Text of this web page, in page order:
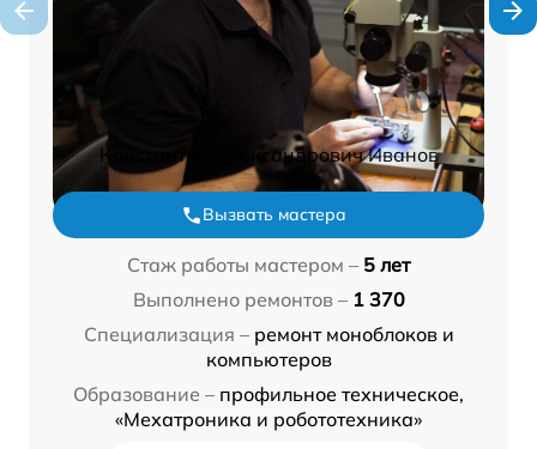
Константин Александрович Иванов
Вызвать мастера
Стаж работы мастером – 5 лет
Выполнено ремонтов – 1 370
Специализация – ремонт моноблоков и
компьютеров
Образование – профильное техническое,
«Мехатроника и робототехника»